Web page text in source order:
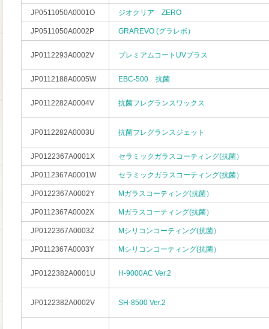
JP0511050A0001O ジオクリア ZERO
JP0511050A0002P GRAREVO (グラレボ）
JP0112293A0002V プレミアムコートUVプラス
JP0112188A0005W EBC-500 抗菌
JP0112282A0004V 抗菌フレグランスワックス
JP0112282A0003U 抗菌フレグランスジェット
JP0122367A0001X セラミックガラスコーティング(抗菌）
JP0112367A0001W セラミックガラスコーティング(抗菌）
JP0122367A0002Y Mガラスコーティング(抗菌）
JP0112367A0002X Mガラスコーティング(抗菌）
JP0122367A0003Z Mシリコンコーティング(抗菌）
JP0112367A0003Y Mシリコンコーティング(抗菌）
JP0122382A0001U H-9000AC Ver.2
JP0122382A0002V SH-8500 Ver.2